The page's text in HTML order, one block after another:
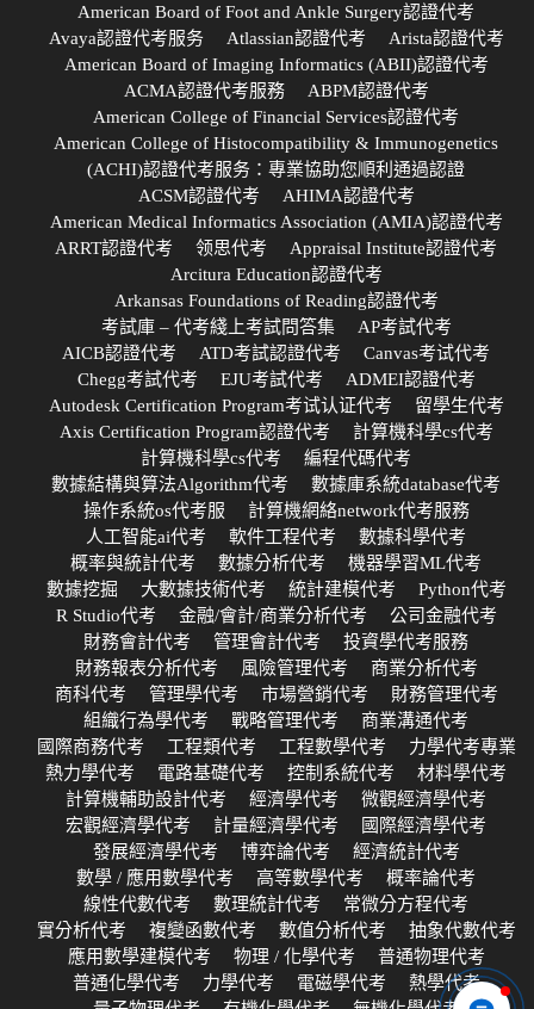
American Board of Foot and Ankle Surgery認證代考
Avaya認證代考服务
Atlassian認證代考
Arista認證代考
American Board of Imaging Informatics (ABII)認證代考
ACMA認證代考服務
ABPM認證代考
American College of Financial Services認證代考
American College of Histocompatibility & Immunogenetics
(ACHI)認證代考服务：專業協助您順利通過認證
ACSM認證代考
AHIMA認證代考
American Medical Informatics Association (AMIA)認證代考
ARRT認證代考
领思代考
Appraisal Institute認證代考
Arcitura Education認證代考
Arkansas Foundations of Reading認證代考
考試庫 – 代考綫上考試問答集
AP考試代考
AICB認證代考
ATD考試認證代考
Canvas考试代考
Chegg考試代考
EJU考試代考
ADMEI認證代考
Autodesk Certification Program考试认证代考
留學生代考
Axis Certification Program認證代考
計算機科學cs代考
計算機科學cs代考
編程代碼代考
數據結構與算法Algorithm代考
數據庫系統database代考
操作系統os代考服
計算機網絡network代考服務
人工智能ai代考
軟件工程代考
數據科學代考
概率與統計代考
數據分析代考
機器學習ML代考
數據挖掘
大數據技術代考 統計建模代考
Python代考
R Studio代考
金融/會計/商業分析代考
公司金融代考
財務會計代考
管理會計代考
投資學代考服務
財務報表分析代考
風險管理代考
商業分析代考
商科代考
管理學代考 市場營銷代考
財務管理代考
組織行為學代考
戰略管理代考
商業溝通代考
國際商務代考
工程類代考 工程數學代考
力學代考專業
熱力學代考
電路基礎代考 控制系統代考
材料學代考
計算機輔助設計代考
經濟學代考
微觀經濟學代考
宏觀經濟學代考
計量經濟學代考
國際經濟學代考
發展經濟學代考
博弈論代考
經濟統計代考
數學 / 應用數學代考
高等數學代考
概率論代考
線性代數代考
數理統計代考
常微分方程代考
實分析代考
複變函數代考 數值分析代考
抽象代數代考
應用數學建模代考
物理 / 化學代考
普通物理代考
普通化學代考
力學代考 電磁學代考
熱學代考